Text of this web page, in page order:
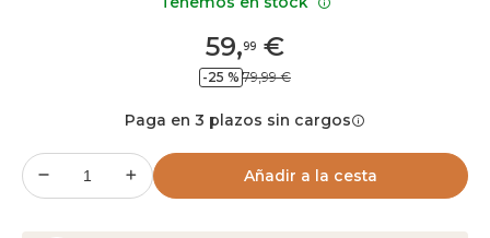
59,99 €
-25 % 79,99 €
Paga en 3 plazos sin cargos
Añadir a la cesta